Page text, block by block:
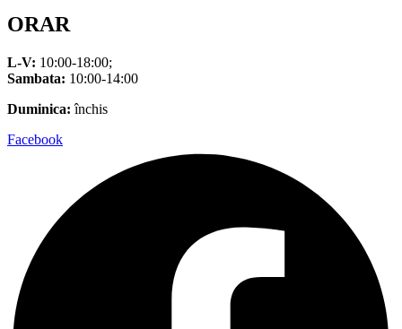
ORAR
L-V: 10:00-18:00;
Sambata: 10:00-14:00
Duminica: închis
Facebook